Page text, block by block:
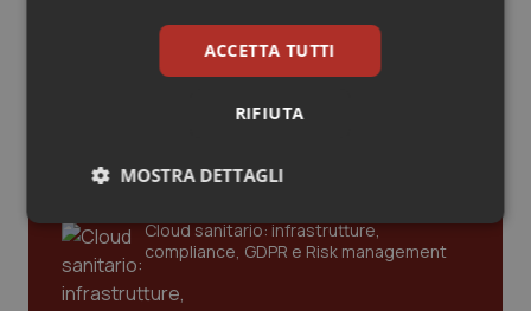
Quotidiano Oncologia
Quotidiano Pediatria
Sangue & coagulazione
Gold
Cloud sanitario: infrastrutture,
compliance, GDPR e Risk management
ACCETTA TUTTI
RIFIUTA
MOSTRA DETTAGLI
Necessari Statistici Marketing